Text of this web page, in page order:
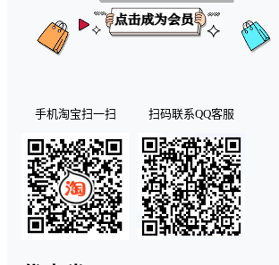
手机淘宝扫一扫 扫码联系QQ客服